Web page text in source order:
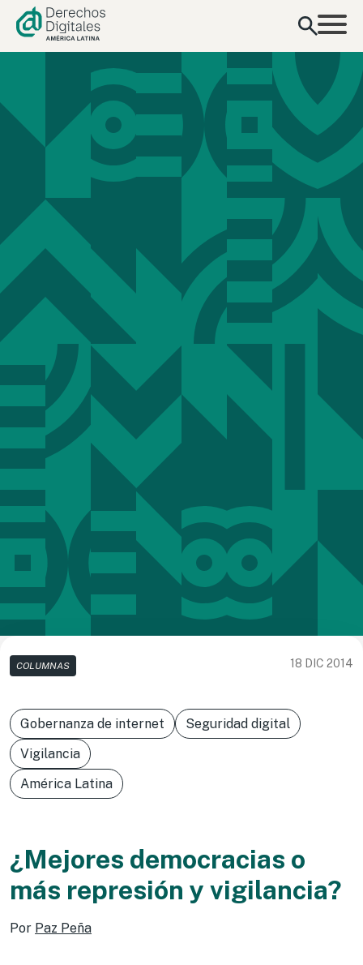
contenido
COLUMNAS 18 DIC 2014
Gobernanza de internet
Seguridad digital
Vigilancia
América Latina
¿Mejores democracias o
más represión y vigilancia?
Por Paz Peña